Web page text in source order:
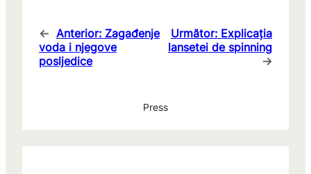
← Anterior: Zagađenje
voda i njegove
posljedice
Următor: Explicația
lansetei de spinning
→
Press